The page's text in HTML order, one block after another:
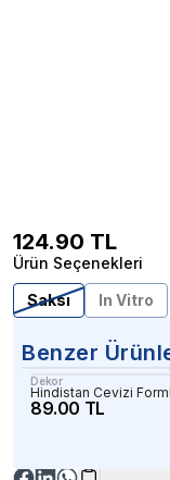
124.90 TL
Ürün Seçenekleri
Saksı
In Vitro
Benzer
Dekor
Hindistan Cevizi
89.00 TL